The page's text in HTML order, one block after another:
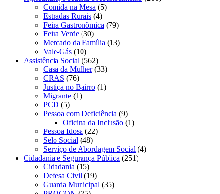
Comida na Mesa (5)
Estradas Rurais (4)
Feira Gastronômica (79)
Feira Verde (30)
Mercado da Família (13)
Vale-Gás (10)
Assistência Social (562)
Casa da Mulher(33)
CRAS (76)
Justiça no Bairro (1)
Migrante (1)
PCD (5)
Pessoa com Deficiência (9)
Oficina da Inclusão (1)
Pessoa Idosa (22)
Selo Social (48)
Serviço de Abordagem Social (4)
Cidadania e Segurança Pública (251)
Cidadania (15)
Defesa Civil (19)
Guarda Municipal (35)